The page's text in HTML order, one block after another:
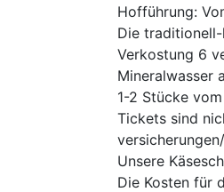
Hofführung:
Die traditionell-
Verkostung 6
Mineralwasser
1-2 Stücke
Tickets sind
Unsere
Die Kosten für